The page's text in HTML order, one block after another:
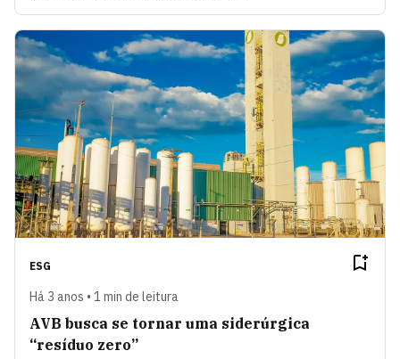
ESG
Há 3 anos • 1 min de leitura
AVB busca se tornar uma siderúrgica
“resíduo zero”